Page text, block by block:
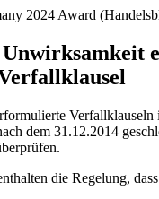
Verfallklauseln
dem 31.12.2014
die Regelung, dass